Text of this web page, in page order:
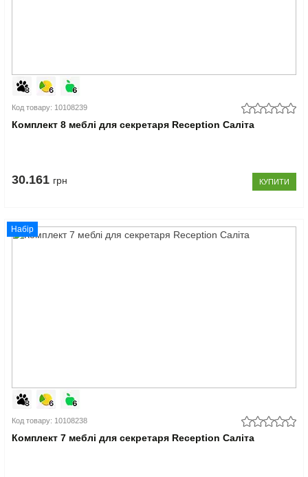
Код товару: 10108239
Комплект 8 меблі для секретаря Reception Саліта
30.161 грн КУПИТИ
Набір
Код товару: 10108238
Комплект 7 меблі для секретаря Reception Саліта